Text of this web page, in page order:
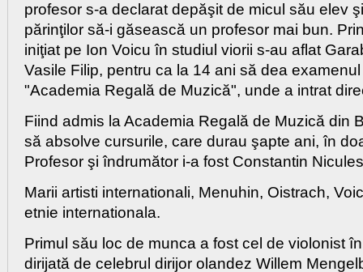
profesor s-a declarat depăşit de micul său elev
părinţilor să-i găsească un profesor mai bun.
iniţiat pe Ion Voicu în studiul viorii s-au aflat
Vasile Filip, pentru ca la 14 ani să dea
"Academia Regală de Muzică", unde a intrat
Fiind admis la Academia Regală de Muzică din
să absolve cursurile, care durau şapte ani, în
Profesor şi îndrumător i-a fost Constantin
Marii artisti internationali, Menuhin, Oistrach,
etnie internationala.
Primul său loc de munca a fost cel de violonist
dirijată de celebrul dirijor olandez Willem